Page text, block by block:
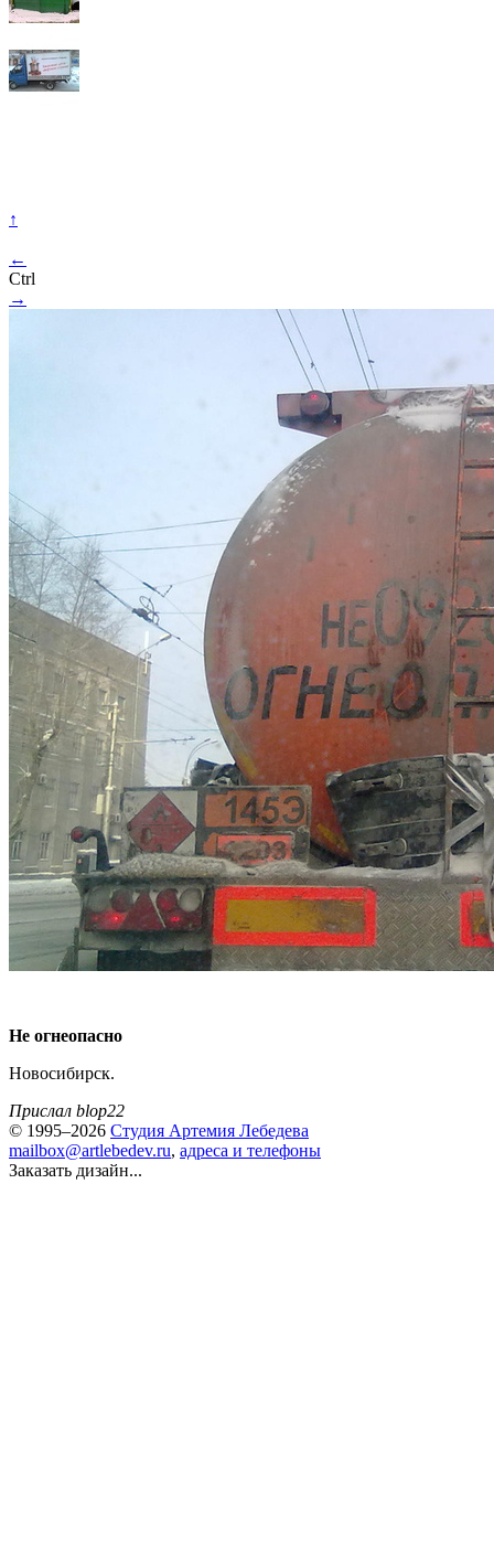
↑
←
Ctrl
→
Не огнеопасно
Новосибирск.
Прислал blop22
© 1995–2026 Студия Артемия Лебедева
mailbox@artlebedev.ru, адреса и телефоны
Заказать дизайн...